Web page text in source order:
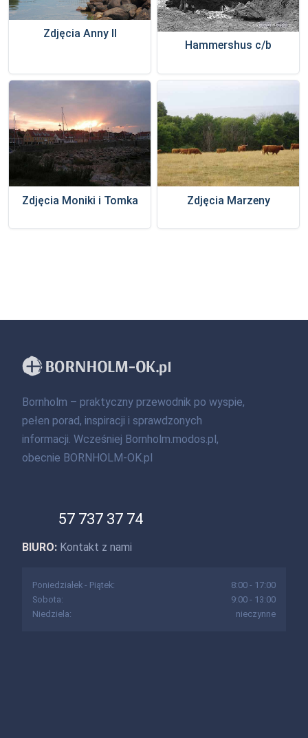
Zdjęcia Anny II
Hammershus c/b
Zdjęcia Moniki i Tomka Zdjęcia Marzeny
Bornholm – praktyczny przewodnik po wyspie,
pełen porad, inspiracji i sprawdzonych
informacji. Wcześniej Bornholm.modos.pl,
obecnie BORNHOLM-OK.pl
57 737 37 74
BIURO: Kontakt z nami
Poniedziałek - Piątek:
8:00 - 17:00
Sobota:
9:00 - 13:00
Niedziela:
nieczynne